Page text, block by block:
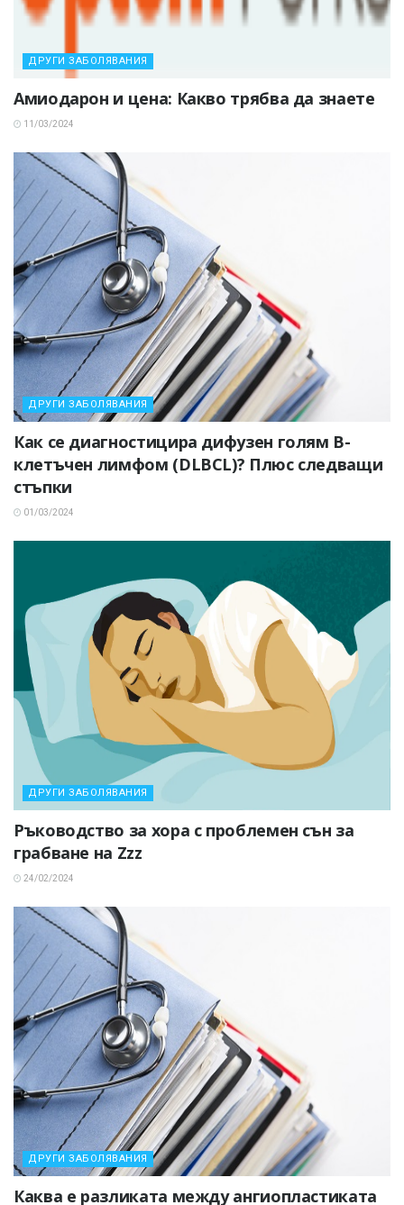
ДРУГИ ЗАБОЛЯВАНИЯ
Амиодарон и цена: Какво трябва да знаете
11/03/2024
ДРУГИ ЗАБОЛЯВАНИЯ
Как се диагностицира дифузен голям В-
клетъчен лимфом (DLBCL)? Плюс следващи
стъпки
01/03/2024
ДРУГИ ЗАБОЛЯВАНИЯ
Ръководство за хора с проблемен сън за
грабване на Zzz
24/02/2024
ДРУГИ ЗАБОЛЯВАНИЯ
Каква е разликата между ангиопластиката